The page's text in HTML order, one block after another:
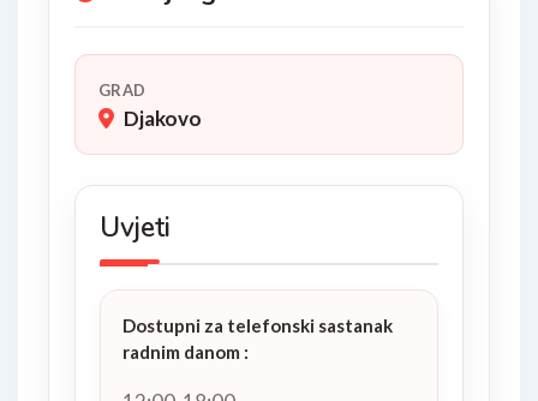
GRAD
Djakovo
Uvjeti
Dostupni za telefonski sastanak
radnim danom :